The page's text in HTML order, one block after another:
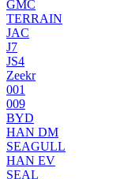
GMC
TERRAIN
JAC
J7
JS4
Zeekr
001
009
BYD
HAN DM
SEAGULL
HAN EV
SEAL